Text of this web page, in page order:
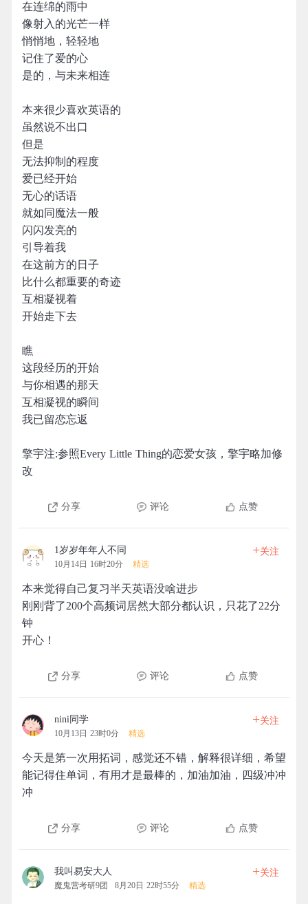
在连绵的雨中
像射入的光芒一样
悄悄地，轻轻地
记住了爱的心
是的，与未来相连
本来很少喜欢英语的
虽然说不出口
但是
无法抑制的程度
爱已经开始
无心的话语
就如同魔法一般
闪闪发亮的
引导着我
在这前方的日子
比什么都重要的奇迹
互相凝视着
开始走下去
瞧
这段经历的开始
与你相遇的那天
互相凝视的瞬间
我已留恋忘返
擎宇注:参照Every Little Thing的恋爱女孩，擎宇略加修
改
分享 评论 点赞
1岁岁年年人不同
10月14日 16时20分 精选
+关注
本来觉得自己复习半天英语没啥进步
刚刚背了200个高频词居然大部分都认识，只花了22分
钟
开心！
分享 评论 点赞
nini同学
10月13日 23时0分 精选
+关注
今天是第一次用拓词，感觉还不错，解释很详细，希望
能记得住单词，有用才是最棒的，加油加油，四级冲冲
冲
分享 评论 点赞
我叫易安大人
魔鬼营考研9团 8月20日 22时55分 精选
+关注